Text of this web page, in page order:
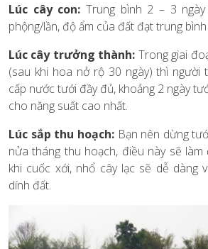
Lúc cây con: Trung bình 2 – 3
phộng/lần, độ ẩm của đất đạt trung bình
Lúc cây trưởng thành: Trong giai
(sau khi hoa nở rộ 30 ngày) thì người
cấp nước tưới đầy đủ, khoảng 2 ngày
cho năng suất cao nhất.
Lúc sắp thu hoạch:Bạn nên dừng
nửa tháng thu hoạch, điều này sẽ
khi cuốc xới, nhổ cây lạc sẽ dễ dàng
dính đất.